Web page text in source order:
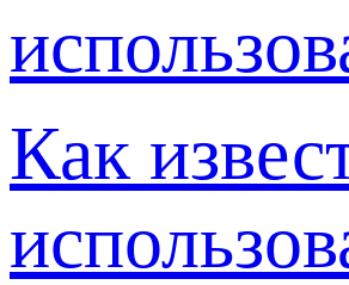
Как